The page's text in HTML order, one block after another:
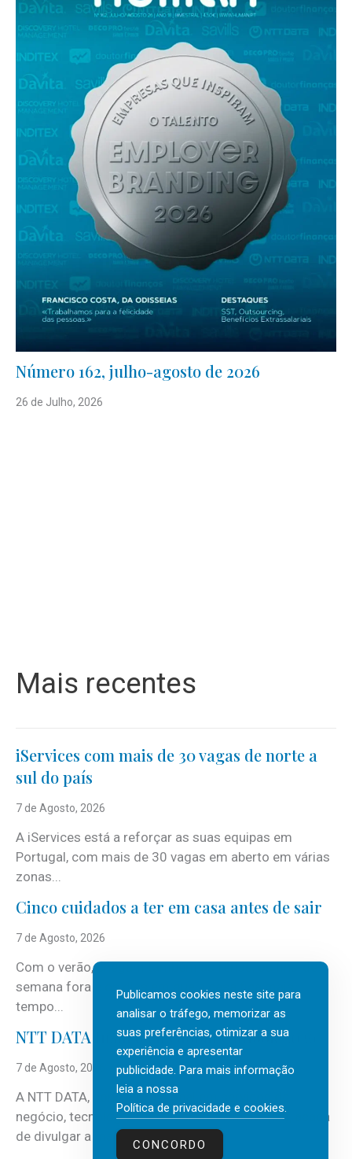
Número 162, julho-agosto de 2026
26 de Julho, 2026
Mais recentes
iServices com mais de 30 vagas de norte a
sul do país
7 de Agosto, 2026
A iServices está a reforçar as suas equipas em
Portugal, com mais de 30 vagas em aberto em várias
zonas...
Cinco cuidados a ter em casa antes de sair
7 de Agosto, 2026
Com o verão, chegam também as férias, os fins-de-
semana fora e os dias em que a casa fica mais
tempo...
NTT DATA Insurtech Global Outlook 2026
7 de Agosto, 2026
A NTT DATA, consultora global em serviços de
negócio, tecnologia e inteligência artificial (IA), acaba
de divulgar a mais recente...
Publicamos cookies neste site para
analisar o tráfego, memorizar as
suas preferências, otimizar a sua
experiência e apresentar
publicidade. Para mais informação
leia a nossa
Política de privacidade e cookies.
CONCORDO